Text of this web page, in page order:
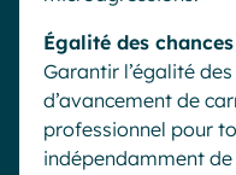
Égalité des
Garantir l’égalité
d’avancement de
professionnel pour
indépendamment